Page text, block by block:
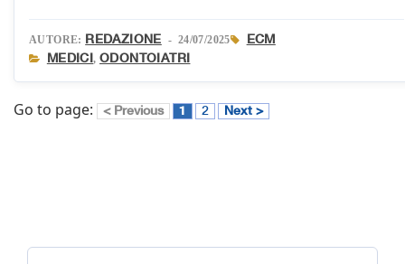
AUTORE: REDAZIONE - 24/07/2025
ECM
MEDICI,ODONTOIATRI
Go to page: < Previous 1 2 Next >